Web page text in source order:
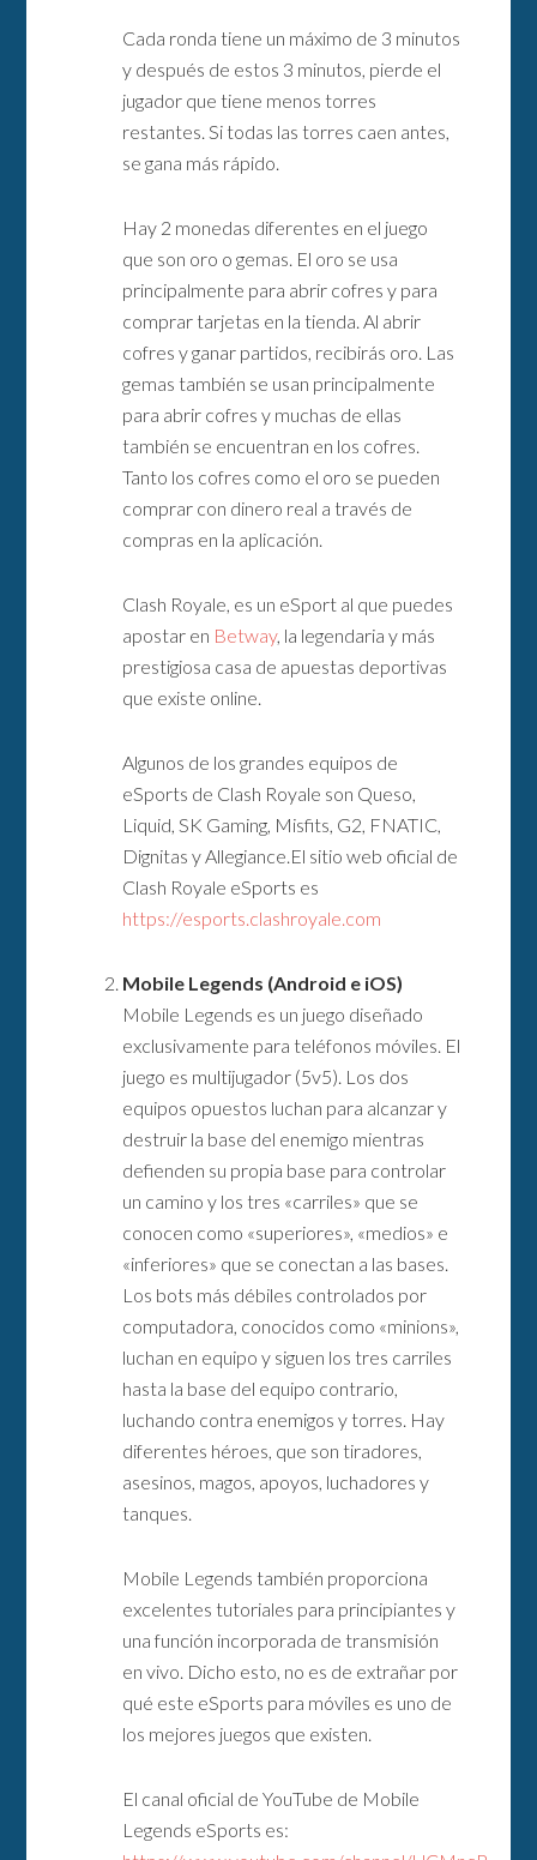
Cada ronda tiene un máximo de 3 minutos
y después de estos 3 minutos, pierde el
jugador que tiene menos torres
restantes. Si todas las torres caen antes,
se gana más rápido.
Hay 2 monedas diferentes en el juego
que son oro o gemas. El oro se usa
principalmente para abrir cofres y para
comprar tarjetas en la tienda. Al abrir
cofres y ganar partidos, recibirás oro. Las
gemas también se usan principalmente
para abrir cofres y muchas de ellas
también se encuentran en los cofres.
Tanto los cofres como el oro se pueden
comprar con dinero real a través de
compras en la aplicación.
Clash Royale, es un eSport al que puedes
apostar en Betway, la legendaria y más
prestigiosa casa de apuestas deportivas
que existe online.
Algunos de los grandes equipos de
eSports de Clash Royale son Queso,
Liquid, SK Gaming, Misfits, G2, FNATIC,
Dignitas y Allegiance.El sitio web oficial de
Clash Royale eSports es
https://esports.clashroyale.com
Mobile Legends (Android e iOS)
Mobile Legends es un juego diseñado
exclusivamente para teléfonos móviles. El
juego es multijugador (5v5). Los dos
equipos opuestos luchan para alcanzar y
destruir la base del enemigo mientras
defienden su propia base para controlar
un camino y los tres «carriles» que se
conocen como «superiores», «medios» e
«inferiores» que se conectan a las bases.
Los bots más débiles controlados por
computadora, conocidos como «minions»,
luchan en equipo y siguen los tres carriles
hasta la base del equipo contrario,
luchando contra enemigos y torres. Hay
diferentes héroes, que son tiradores,
asesinos, magos, apoyos, luchadores y
tanques.
Mobile Legends también proporciona
excelentes tutoriales para principiantes y
una función incorporada de transmisión
en vivo. Dicho esto, no es de extrañar por
qué este eSports para móviles es uno de
los mejores juegos que existen.
El canal oficial de YouTube de Mobile
Legends eSports es: